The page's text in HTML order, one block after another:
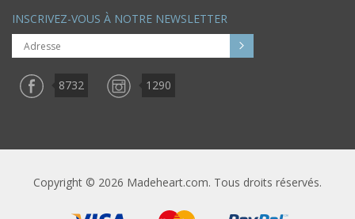
INSCRIVEZ-VOUS À NOTRE NEWSLETTER
8732 1290
Copyright © 2026 Madeheart.com. Tous droits réservés.